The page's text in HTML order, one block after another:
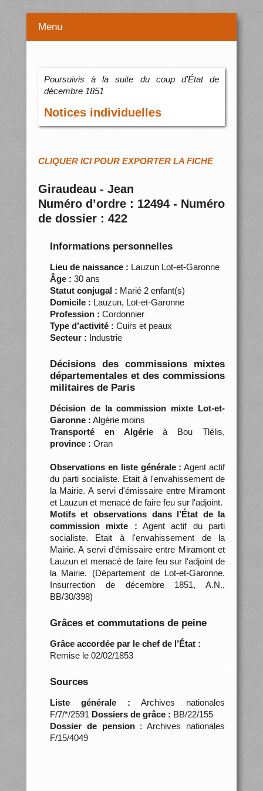
Menu
Poursuivis à la suite du coup d’État de
décembre 1851
Notices individuelles
CLIQUER ICI POUR EXPORTER LA FICHE
Giraudeau - Jean
Numéro d’ordre : 12494 - Numéro
de dossier : 422
Informations personnelles
Lieu de naissance : Lauzun Lot-et-Garonne
Âge : 30 ans
Statut conjugal : Marié 2 enfant(s)
Domicile : Lauzun, Lot-et-Garonne
Profession : Cordonnier
Type d’activité : Cuirs et peaux
Secteur : Industrie
Décisions des commissions mixtes
départementales et des commissions
militaires de Paris
Décision de la commission mixte Lot-et-
Garonne : Algérie moins
Transporté en Algérieà Bou Tlélis,
province : Oran
Observations en liste générale : Agent actif
du parti socialiste. Etait à l'envahissement de
la Mairie. A servi d'émissaire entre Miramont
et Lauzun et menacé de faire feu sur l'adjoint.
Motifs et observations dans l’État de la
commission mixte : Agent actif du parti
socialiste. Etait à l'envahissement de la
Mairie. A servi d'émissaire entre Miramont et
Lauzun et menacé de faire feu sur l'adjoint de
la Mairie. (Département de Lot-et-Garonne.
Insurrection de décembre 1851, A.N.,
BB/30/398)
Grâces et commutations de peine
Grâce accordée par le chef de l’État :
Remise le 02/02/1853
Sources
Liste générale : Archives nationales
F/7/*/2591 Dossiers de grâce : BB/22/155
Dossier de pension: Archives nationales
F/15/4049